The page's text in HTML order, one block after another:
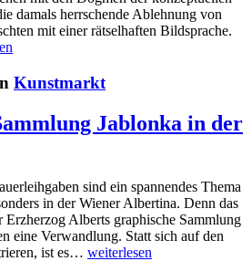
damals herrschende Ablehnung von
mit einer rätselhaften Bildsprache.
Kunstmarkt
Jablonka in der
sind ein spannendes Thema
in der Wiener Albertina. Denn das
Erzherzog Alberts graphische Sammlung
eine Verwandlung. Statt sich auf den
ist es… weiterlesen